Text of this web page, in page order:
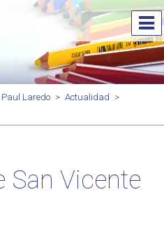
Paul Laredo > Actualidad >
San Vicente